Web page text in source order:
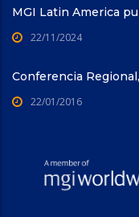
MGI Latin America
22/11/2024
Conferencia
22/01/2016